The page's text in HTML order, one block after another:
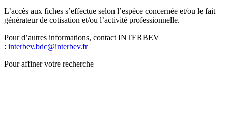
L’accès aux fiches s’effectue selon l’espèce concernée et/ou le fait
générateur de cotisation et/ou l’activité professionnelle.
Pour d’autres informations, contact INTERBEV
: interbev.bdc@interbev.fr
Pour affiner votre recherche